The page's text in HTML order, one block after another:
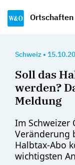
Ortschaften
Schweiz •
Soll das
werden?
Meldung
Im Schweizer
Veränderung
Halbtax-Abo
wichtigsten